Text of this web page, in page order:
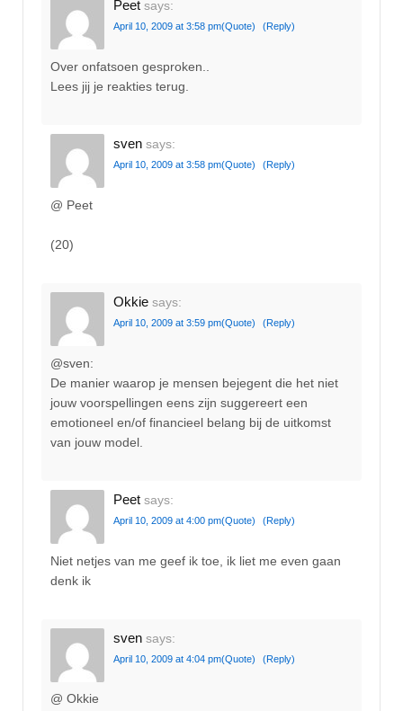
Peet says:
April 10, 2009 at 3:58 pm(Quote) (Reply)
Over onfatsoen gesproken..
Lees jij je reakties terug.
sven says:
April 10, 2009 at 3:58 pm(Quote) (Reply)
@ Peet
(20)
Okkie says:
April 10, 2009 at 3:59 pm(Quote) (Reply)
@sven:
De manier waarop je mensen bejegent die het niet
jouw voorspellingen eens zijn suggereert een
emotioneel en/of financieel belang bij de uitkomst
van jouw model.
Peet says:
April 10, 2009 at 4:00 pm(Quote) (Reply)
Niet netjes van me geef ik toe, ik liet me even gaan
denk ik
sven says:
April 10, 2009 at 4:04 pm(Quote) (Reply)
@ Okkie